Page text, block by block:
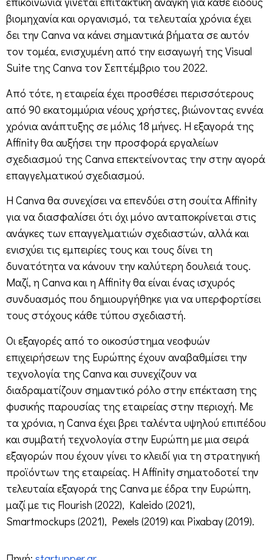
βιομηχανία και οργανισμό, τα τελευταία χρόνια έχει
δει την Canva να κάνει σημαντικά βήματα σε αυτόν
τον τομέα, ενισχυμένη από την εισαγωγή της Visual
Suite της Canva τον Σεπτέμβριο του 2022.
Από τότε, η εταιρεία έχει προσθέσει περισσότερους
από 90 εκατομμύρια νέους χρήστες, βιώνοντας εννέα
χρόνια ανάπτυξης σε μόλις 18 μήνες. Η εξαγορά της
Affinity θα αυξήσει την προσφορά εργαλείων
σχεδιασμού της Canva επεκτείνοντας την στην αγορά
επαγγελματικού σχεδιασμού.
Η Canva θα συνεχίσει να επενδύει στη σουίτα Affinity
για να διασφαλίσει ότι όχι μόνο ανταποκρίνεται στις
ανάγκες των επαγγελματιών σχεδιαστών, αλλά και
ενισχύει τις εμπειρίες τους και τους δίνει τη
δυνατότητα να κάνουν την καλύτερη δουλειά τους.
Μαζί, η Canva και η Affinity θα είναι ένας ισχυρός
συνδυασμός που δημιουργήθηκε για να υπερφορτίσει
τους στόχους κάθε τύπου σχεδιαστή.
Οι εξαγορές από το οικοσύστημα νεοφυών
επιχειρήσεων της Ευρώπης έχουν αναβαθμίσει την
τεχνολογία της Canva και συνεχίζουν να
διαδραματίζουν σημαντικό ρόλο στην επέκταση της
φυσικής παρουσίας της εταιρείας στην περιοχή. Με
τα χρόνια, η Canva έχει βρει ταλέντα υψηλού επιπέδου
και συμβατή τεχνολογία στην Ευρώπη με μια σειρά
εξαγορών που έχουν γίνει το κλειδί για τη στρατηγική
προϊόντων της εταιρείας. Η Affinity σηματοδοτεί την
τελευταία εξαγορά της Canva με έδρα την Ευρώπη,
μαζί με τις Flourish (2022), Kaleido (2021),
Smartmockups (2021), Pexels (2019) και Pixabay (2019).